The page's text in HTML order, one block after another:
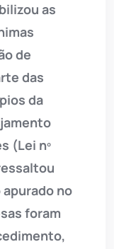
as
de
das
da
(Lei nº
no
foram